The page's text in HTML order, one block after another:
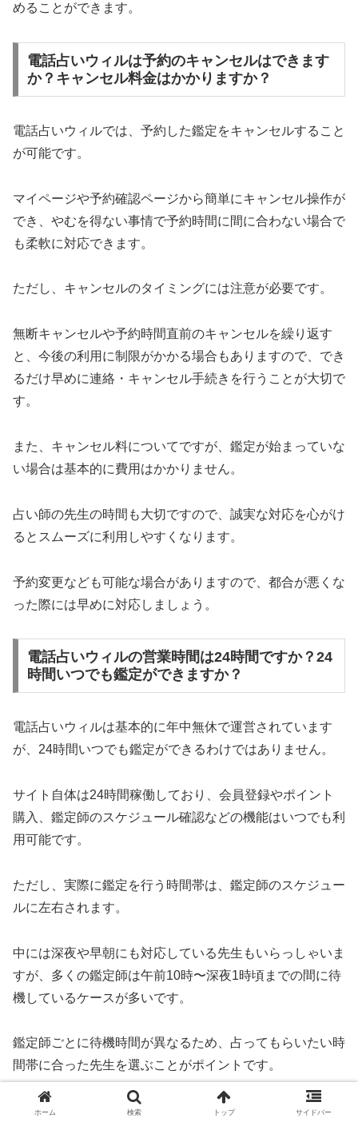
めることができます。
電話占いウィルは予約のキャンセルはできます
か？キャンセル料金はかかりますか？
電話占いウィルでは、予約した鑑定をキャンセルすること
が可能です。
マイページや予約確認ページから簡単にキャンセル操作が
でき、やむを得ない事情で予約時間に間に合わない場合で
も柔軟に対応できます。
ただし、キャンセルのタイミングには注意が必要です。
無断キャンセルや予約時間直前のキャンセルを繰り返す
と、今後の利用に制限がかかる場合もありますので、でき
るだけ早めに連絡・キャンセル手続きを行うことが大切で
す。
また、キャンセル料についてですが、鑑定が始まっていな
い場合は基本的に費用はかかりません。
占い師の先生の時間も大切ですので、誠実な対応を心がけ
るとスムーズに利用しやすくなります。
予約変更なども可能な場合がありますので、都合が悪くな
った際には早めに対応しましょう。
電話占いウィルの営業時間は24時間ですか？24
時間いつでも鑑定ができますか？
電話占いウィルは基本的に年中無休で運営されています
が、24時間いつでも鑑定ができるわけではありません。
サイト自体は24時間稼働しており、会員登録やポイント
購入、鑑定師のスケジュール確認などの機能はいつでも利
用可能です。
ただし、実際に鑑定を行う時間帯は、鑑定師のスケジュー
ルに左右されます。
中には深夜や早朝にも対応している先生もいらっしゃいま
すが、多くの鑑定師は午前10時〜深夜1時頃までの間に待
機しているケースが多いです。
鑑定師ごとに待機時間が異なるため、占ってもらいたい時
間帯に合った先生を選ぶことがポイントです。
急な悩みにも対応しやすく、空いていればすぐに繋がるの
ホーム 検索 トップ サイドバー